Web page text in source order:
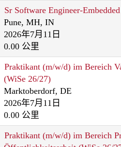
Sr Software Engineer-
Pune, MH, IN
2026年7月11日
0.00 公里
Praktikant (m/w/d) im Bereich
(WiSe 26/27)
Marktoberdorf, DE
2026年7月11日
0.00 公里
Praktikant (m/w/d) im Bereich